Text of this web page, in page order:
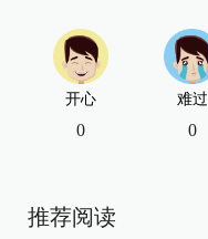
开心
0
难过
0
推荐阅读